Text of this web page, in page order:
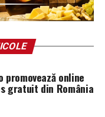
și pe 7 noiembrie
10 septembrie a
În
cele două teritorii
acţiunii de
promovează online
gratuit din România